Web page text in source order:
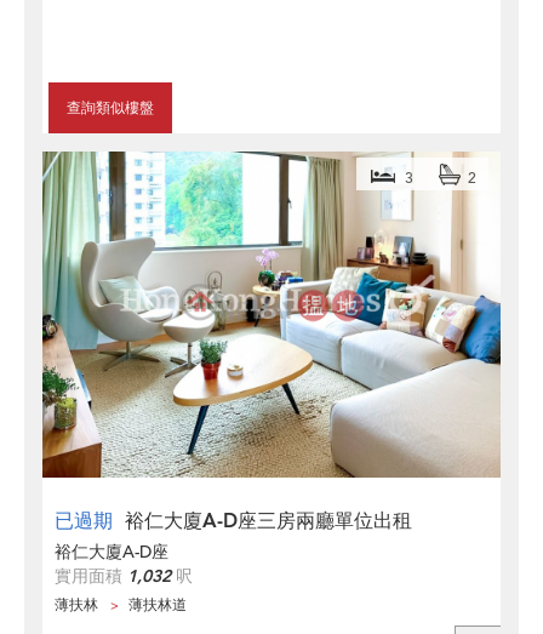
查詢類似樓盤
已過期 裕仁大廈A-D座三房兩廳單位出租
3 2
裕仁大廈A-D座
實用面積 1,032呎
薄扶林 薄扶林道